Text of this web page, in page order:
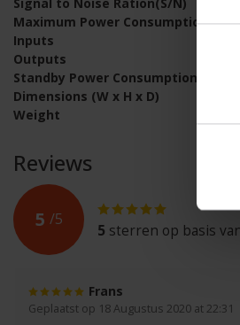
Maximum Power Consumption
Inputs
Outputs
Standby Power Consumption
Dimensions (W x H x D)
Weight
Reviews
5 /5
5 sterren op basis
Frans
Geplaatst op 18 Augustus 2020 at 22:31